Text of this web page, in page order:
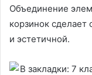
Объединение
корзинок
и эстетичной.